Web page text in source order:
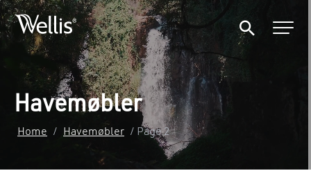
Havemøbler
Home / Havemøbler / Page 2